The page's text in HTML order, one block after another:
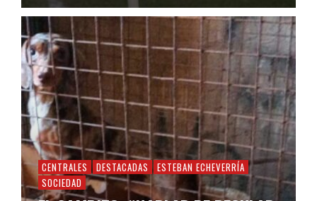
CENTRALES DESTACADAS
ESTEBAN ECHEVERRÍA
SOCIEDAD